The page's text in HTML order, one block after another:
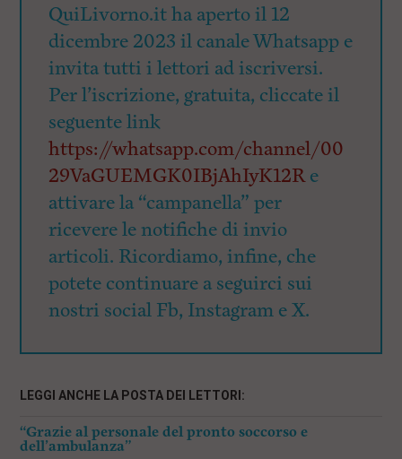
QuiLivorno.it ha aperto il 12
dicembre 2023 il canale Whatsapp e
invita tutti i lettori ad iscriversi.
Per l’iscrizione, gratuita, cliccate il
seguente link
https://whatsapp.com/channel/00
29VaGUEMGK0IBjAhIyK12Re
attivare la “campanella” per
ricevere le notifiche di invio
articoli. Ricordiamo, infine, che
potete continuare a seguirci sui
nostri social Fb, Instagram e X.
LEGGI ANCHE LA POSTA DEI LETTORI:
“Grazie al personale del pronto soccorso e
dell’ambulanza”